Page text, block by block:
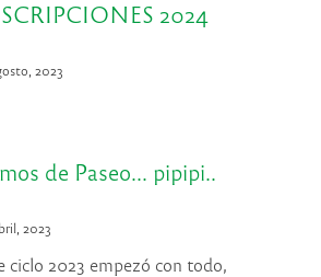
2024
2023
de Paseo… pipipi..
2023
ciclo 2023 empezó con todo,